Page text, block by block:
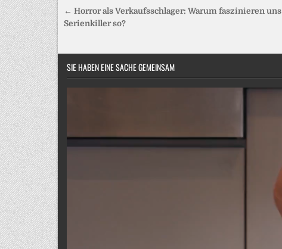
Beitragsnavigation
← Horror als Verkaufsschlager: Warum faszinieren uns
Serienkiller so?
SIE HABEN EINE SACHE GEMEINSAM